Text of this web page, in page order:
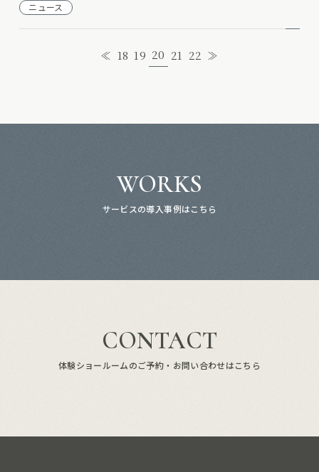
ニュース
≪ 18 19 20 21 22 ≫
WORKS
サービスの導入事例はこちら
CONTACT
体験ショールームのご予約・お問い合わせはこちら